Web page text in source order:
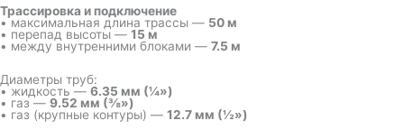
Трассировка и подключение
• максимальная длина трассы — 50 м
• перепад высоты — 15 м
• между внутренними блоками — 7.5 м
Диаметры труб:
• жидкость — 6.35 мм (¼»)
• газ — 9.52 мм (⅜»)
• газ (крупные контуры) — 12.7 мм (½»)